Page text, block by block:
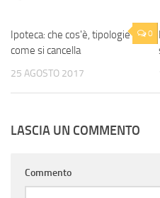
0
Ipoteca: che cos'è, tipologie e
come si cancella
25 AGOSTO 2017
LASCIA UN COMMENTO
Commento